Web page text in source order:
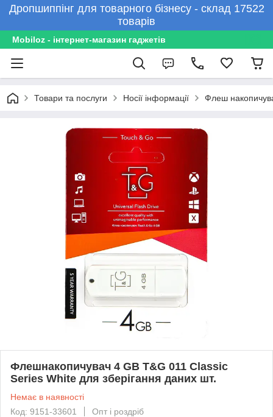
Дропшиппінг для товарного бізнесу - склад 17522
товарів
Mobiloz - інтернет-магазин гаджетів
Товари та послуги Носії інформації Флеш
Флешнакопичувач 4 GB T&G 011 Classic
Series White для зберігання даних шт.
Немає в наявності
Код: 9151-33601
Опт і роздріб